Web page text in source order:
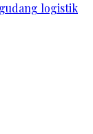
logistik